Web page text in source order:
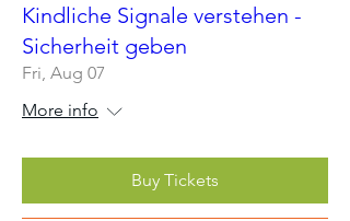
Kindliche Signale verstehen -
Sicherheit geben
Fri, Aug 07
More info
Buy Tickets